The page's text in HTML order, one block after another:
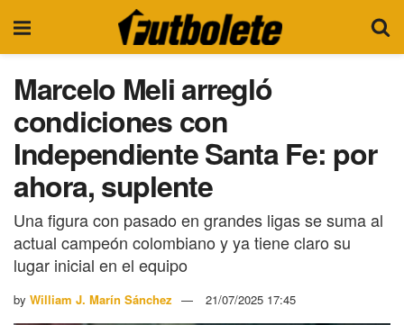
Marcelo Meli arregló
condiciones con
Independiente Santa Fe: por
ahora, suplente
Una figura con pasado en grandes ligas se suma al
actual campeón colombiano y ya tiene claro su
lugar inicial en el equipo
by William J. Marín Sánchez 21/07/2025 17:45